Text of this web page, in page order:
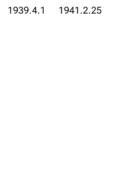
1939.4.1 1941.2.25